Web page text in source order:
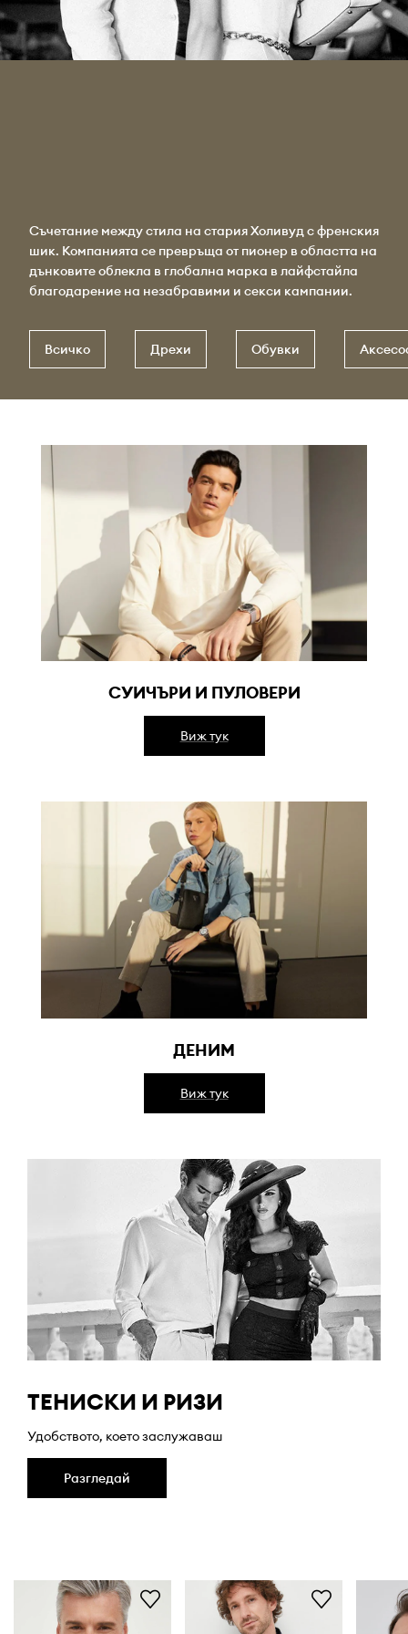
Съчетание между стила на стария Холивуд с френския
шик. Компанията се превръща от пионер в областта на
дънковите облекла в глобална марка в лайфстайла
благодарение на незабравими и секси кампании.
Всичко Дрехи Обувки
СУИЧЪРИ И ПУЛОВЕРИ
Виж тук
ДЕНИМ
Виж тук
ТЕНИСКИ И РИЗИ
Удобството, което заслужаваш
Разгледай